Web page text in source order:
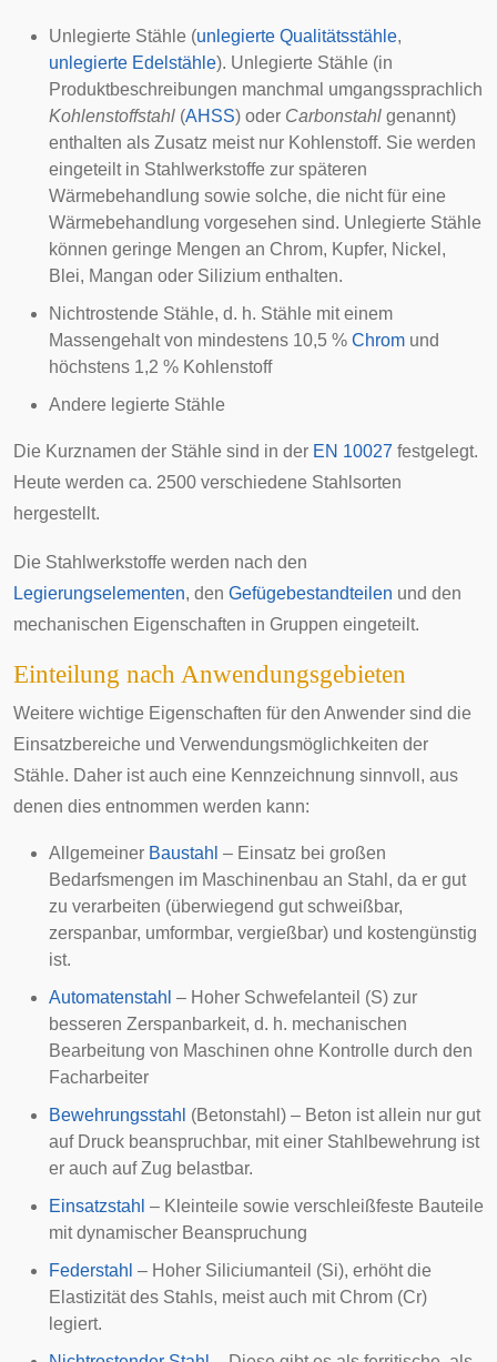
Unlegierte Stähle (unlegierte Qualitätsstähle,
unlegierte Edelstähle). Unlegierte Stähle (in
Produktbeschreibungen manchmal umgangssprachlich
Kohlenstoffstahl (AHSS) oder Carbonstahl genannt)
enthalten als Zusatz meist nur Kohlenstoff. Sie werden
eingeteilt in Stahlwerkstoffe zur späteren
Wärmebehandlung sowie solche, die nicht für eine
Wärmebehandlung vorgesehen sind. Unlegierte Stähle
können geringe Mengen an Chrom, Kupfer, Nickel,
Blei, Mangan oder Silizium enthalten.
Nichtrostende Stähle, d. h. Stähle mit einem
Massengehalt von mindestens 10,5 % Chrom und
höchstens 1,2 % Kohlenstoff
Andere legierte Stähle
Die Kurznamen der Stähle sind in der EN 10027 festgelegt.
Heute werden ca. 2500 verschiedene Stahlsorten
hergestellt.
Die Stahlwerkstoffe werden nach den
Legierungselementen, den Gefügebestandteilen und den
mechanischen Eigenschaften in Gruppen eingeteilt.
Einteilung nach Anwendungsgebieten
Weitere wichtige Eigenschaften für den Anwender sind die
Einsatzbereiche und Verwendungsmöglichkeiten der
Stähle. Daher ist auch eine Kennzeichnung sinnvoll, aus
denen dies entnommen werden kann:
Allgemeiner Baustahl – Einsatz bei großen
Bedarfsmengen im Maschinenbau an Stahl, da er gut
zu verarbeiten (überwiegend gut schweißbar,
zerspanbar, umformbar, vergießbar) und kostengünstig
ist.
Automatenstahl – Hoher Schwefelanteil (S) zur
besseren Zerspanbarkeit, d. h. mechanischen
Bearbeitung von Maschinen ohne Kontrolle durch den
Facharbeiter
Bewehrungsstahl (Betonstahl) – Beton ist allein nur gut
auf Druck beanspruchbar, mit einer Stahlbewehrung ist
er auch auf Zug belastbar.
Einsatzstahl – Kleinteile sowie verschleißfeste Bauteile
mit dynamischer Beanspruchung
Federstahl – Hoher Siliciumanteil (Si), erhöht die
Elastizität des Stahls, meist auch mit Chrom (Cr)
legiert.